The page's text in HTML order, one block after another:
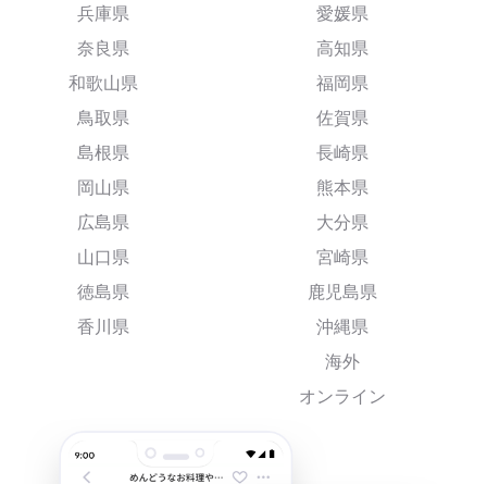
兵庫県
奈良県
和歌山県
鳥取県
島根県
岡山県
広島県
山口県
徳島県
香川県
愛媛県
高知県
福岡県
佐賀県
長崎県
熊本県
大分県
宮崎県
鹿児島県
沖縄県
海外
オンライン